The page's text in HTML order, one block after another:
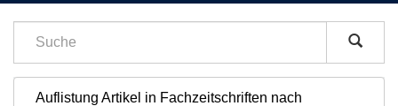
der
Auflistung Artikel in Fachzeitschriften nach